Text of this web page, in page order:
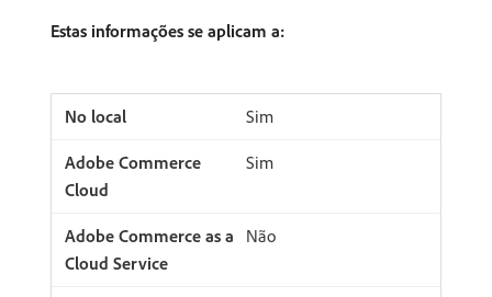
Estas informações se aplicam a:
Sim
Sim
Não